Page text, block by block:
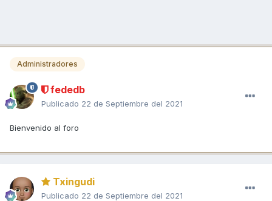
Administradores
fededb
Publicado 22 de Septiembre del 2021
Bienvenido al foro
Txingudi
Publicado 22 de Septiembre del 2021